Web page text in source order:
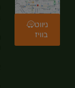
ניווט
בוויז